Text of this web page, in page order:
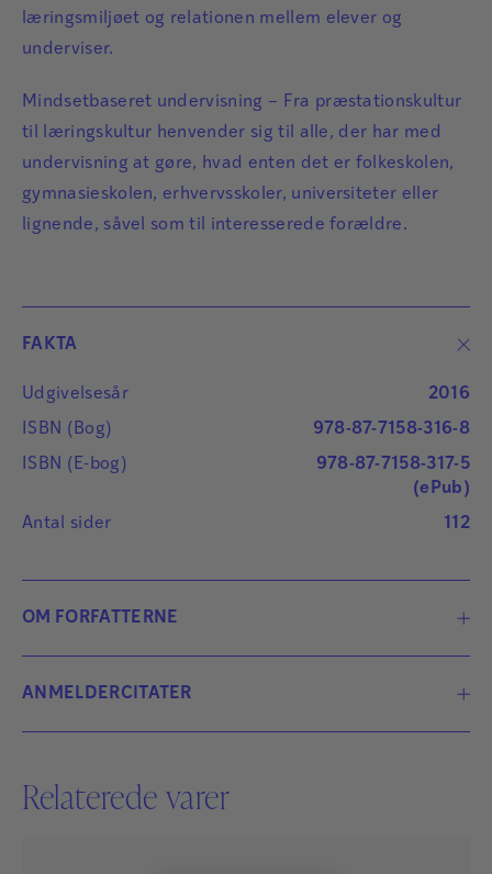
læringsmiljøet og relationen mellem elever og
underviser.
Mindsetbaseret undervisning – Fra præstationskultur
til læringskultur henvender sig til alle, der har med
undervisning at gøre, hvad enten det er folkeskolen,
gymnasieskolen, erhvervsskoler, universiteter eller
lignende, såvel som til interesserede forældre.
FAKTA
Udgivelsesår
2016
ISBN (Bog)
978-87-7158-316-8
ISBN (E-bog)
978-87-7158-317-5
(ePub)
Antal sider
112
OM FORFATTERNE
ANMELDERCITATER
meget konkrete i deres anvendelse og
beskrivelse af cases, udviklende
Relaterede varer